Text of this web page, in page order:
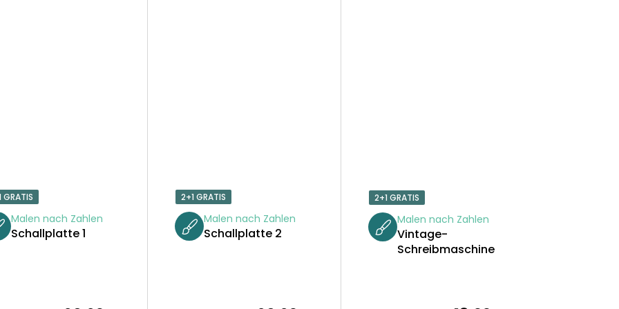
GRATIS
Malen nach Zahlen
Schallplatte 1
2+1 GRATIS
Malen nach Zahlen
Schallplatte 2
2+1 GRATIS
Malen nach Zahlen
Vintage-
Schreibmaschine